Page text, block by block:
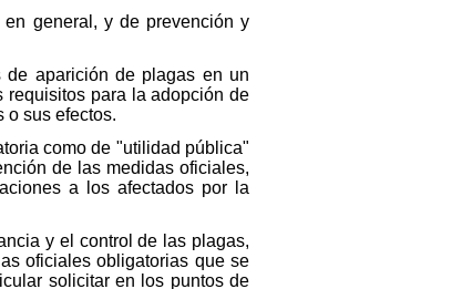
general, y de prevención y
de aparición de plagas en un
requisitos para la adopción de
o sus efectos.
como de "utilidad pública"
de las medidas oficiales,
a los afectados por la
y el control de las plagas,
oficiales obligatorias que se
solicitar en los puntos de